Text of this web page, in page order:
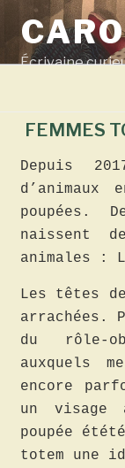
contenu
Écrivaine
FEMMES
Depuis
poupées.
naissent
animales :
Les têtes
arrachées.
du rôle-
auxquels
encore
un visage
poupée
totem une